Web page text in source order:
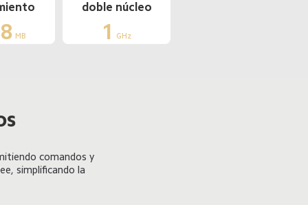
MB
doble núcleo
1 GHz
comandos y
simplificando la